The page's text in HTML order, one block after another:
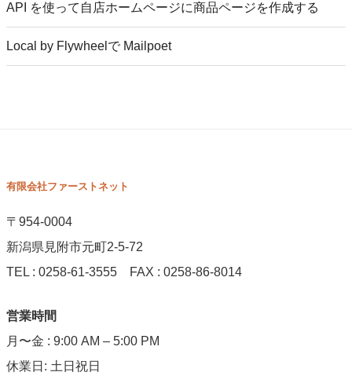
API を使って自店ホームページに商品ページを作成する
Local by Flywheelで Mailpoet
有限会社ファーストネット
〒954-0004
新潟県見附市元町2-5-72
TEL : 0258-61-3555 FAX : 0258-86-8014
営業時間
月〜金 : 9:00 AM – 5:00 PM
休業日: 土日祝日